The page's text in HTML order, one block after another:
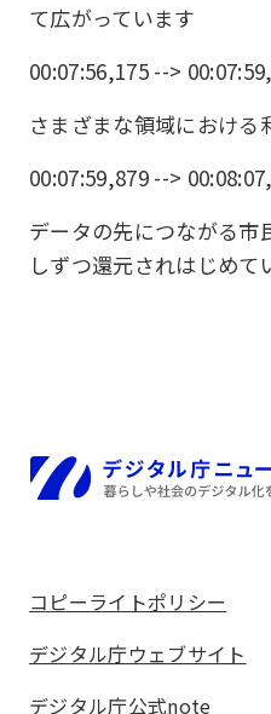
て広がっています
00:07:56,175 -->
さまざまな領域における
00:07:59,879 -->
データの先につながる市
しずつ還元されはじめて
ホーム
コピーライトポリシー
デジタル庁ウェブサイト
デジタル庁公式note